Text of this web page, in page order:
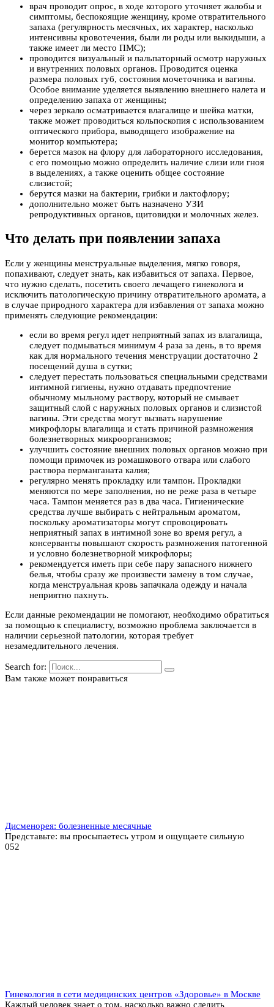
врач проводит опрос, в ходе которого уточняет жалобы и
симптомы, беспокоящие женщину, кроме отвратительного
запаха (регулярность месячных, их характер, насколько
интенсивны кровотечения, были ли роды или выкидыши, а
также имеет ли место ПМС);
проводится визуальный и пальпаторный осмотр наружных
и внутренних половых органов. Проводится оценка
размера половых губ, состояния мочеточника и вагины.
Особое внимание уделяется выявлению внешнего налета и
определению запаха от женщины;
через зеркало осматривается влагалище и шейка матки,
также может проводиться кольпоскопия с использованием
оптического прибора, выводящего изображение на
монитор компьютера;
берется мазок на флору для лабораторного исследования,
с его помощью можно определить наличие слизи или гноя
в выделениях, а также оценить общее состояние
слизистой;
берутся мазки на бактерии, грибки и лактофлору;
дополнительно может быть назначено УЗИ
репродуктивных органов, щитовидки и молочных желез.
Что делать при появлении запаха
Если у женщины менструальные выделения, мягко говоря,
попахивают, следует знать, как избавиться от запаха. Первое,
что нужно сделать, посетить своего лечащего гинеколога и
исключить патологическую причину отвратительного аромата, а
в случае природного характера для избавления от запаха можно
применять следующие рекомендации:
если во время регул идет неприятный запах из влагалища,
следует подмываться минимум 4 раза за день, в то время
как для нормального течения менструации достаточно 2
посещений душа в сутки;
следует перестать пользоваться специальными средствами
интимной гигиены, нужно отдавать предпочтение
обычному мыльному раствору, который не смывает
защитный слой с наружных половых органов и слизистой
вагины. Эти средства могут вызвать нарушение
микрофлоры влагалища и стать причиной размножения
болезнетворных микроорганизмов;
улучшить состояние внешних половых органов можно при
помощи примочек из ромашкового отвара или слабого
раствора перманганата калия;
регулярно менять прокладку или тампон. Прокладки
меняются по мере заполнения, но не реже раза в четыре
часа. Тампон меняется раз в два часа. Гигиенические
средства лучше выбирать с нейтральным ароматом,
поскольку ароматизаторы могут спровоцировать
неприятный запах в интимной зоне во время регул, а
консерванты повышают скорость размножения патогенной
и условно болезнетворной микрофлоры;
рекомендуется иметь при себе пару запасного нижнего
белья, чтобы сразу же произвести замену в том случае,
когда менструальная кровь запачкала одежду и начала
неприятно пахнуть.
Если данные рекомендации не помогают, необходимо обратиться
за помощью к специалисту, возможно проблема заключается в
наличии серьезной патологии, которая требует
незамедлительного лечения.
Search for:
Вам также может понравиться
Дисменорея: болезненные месячные
Представьте: вы просыпаетесь утром и ощущаете сильную
052
Гинекология в сети медицинских центров «Здоровье» в Москве
Каждый человек знает о том, насколько важно следить